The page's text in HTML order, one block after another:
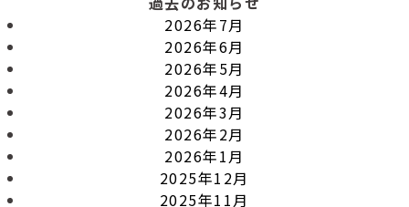
2026年7月
2026年6月
2026年5月
2026年4月
2026年3月
2026年2月
2026年1月
2025年12月
2025年11月